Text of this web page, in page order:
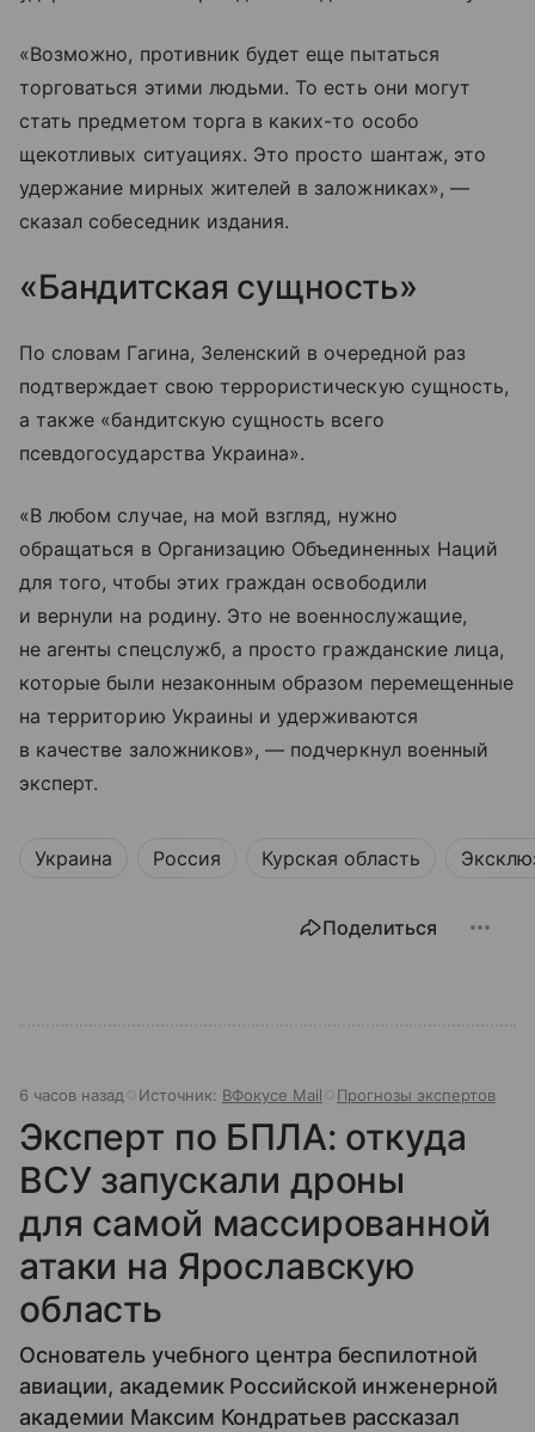
«Возможно, противник будет еще пытаться
торговаться этими людьми. То есть они могут
стать предметом торга в каких-то особо
щекотливых ситуациях. Это просто шантаж, это
удержание мирных жителей в заложниках», —
сказал собеседник издания.
«Бандитская сущность»
По словам Гагина, Зеленский в очередной раз
подтверждает свою террористическую сущность,
а также «бандитскую сущность всего
псевдогосударства Украина».
«В любом случае, на мой взгляд, нужно
обращаться в Организацию Объединенных Наций
для того, чтобы этих граждан освободили
и вернули на родину. Это не военнослужащие,
не агенты спецслужб, а просто гражданские лица,
которые были незаконным образом перемещенные
на территорию Украины и удерживаются
в качестве заложников», — подчеркнул военный
эксперт.
Украина Россия Курская область
Поделиться
6 часов назад Источник: ВФокусе Mail Прогнозы экспертов
Эксперт по БПЛА: откуда
ВСУ запускали дроны
для самой массированной
атаки на Ярославскую
область
Основатель учебного центра беспилотной
авиации, академик Российской инженерной
академии Максим Кондратьев рассказал